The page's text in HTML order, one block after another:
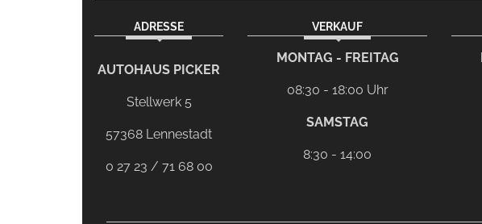
ADRESSE
AUTOHAUS PICKER
Stellwerk 5
57368 Lennestadt
0 27 23 / 71 68 00
VERKAUF
MONTAG - FREITAG
08:30 - 18:00 Uhr
SAMSTAG
8:30 - 14:00
Dieser Link führt zu Ihrem eMail-Programm